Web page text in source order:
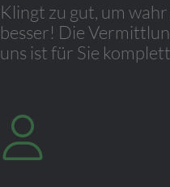
Klingt zu gut, um
besser! Die
uns ist für Sie